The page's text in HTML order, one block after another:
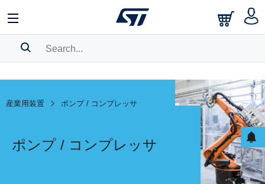
BOOKMARK
産業用装置 ポンプ / コンプレッサ
ポンプ / コンプレッサ